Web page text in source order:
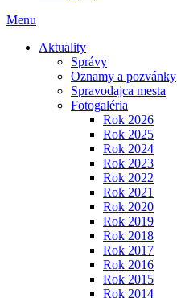
Menu
Aktuality
Správy
Oznamy a pozvánky
Spravodajca mesta
Fotogaléria
Rok 2026
Rok 2025
Rok 2024
Rok 2023
Rok 2022
Rok 2021
Rok 2020
Rok 2019
Rok 2018
Rok 2017
Rok 2016
Rok 2015
Rok 2014